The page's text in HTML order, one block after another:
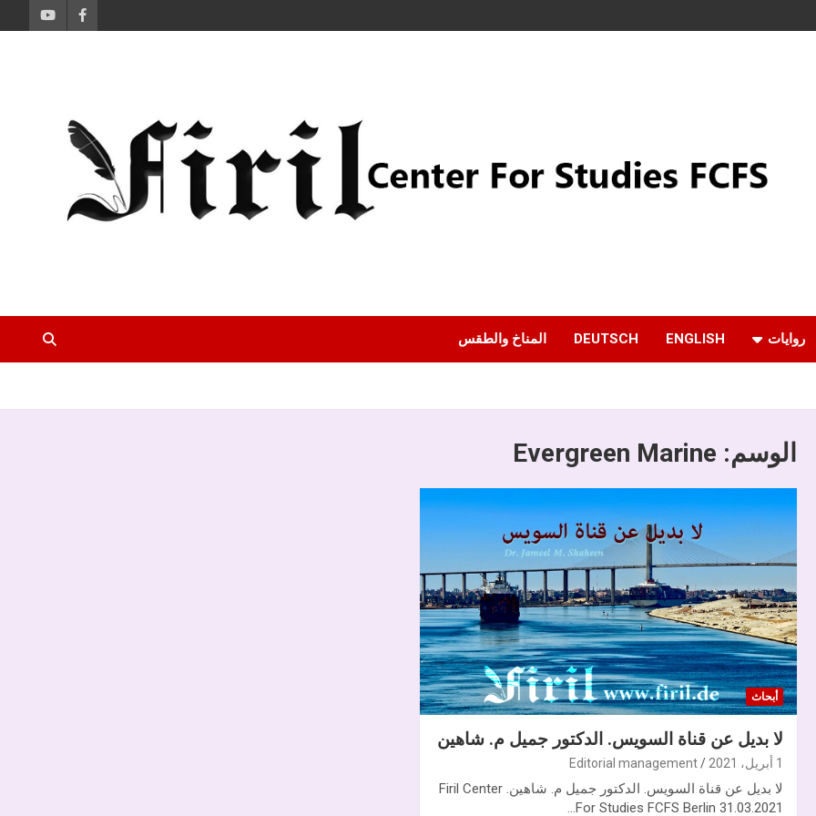
روايات ENGLISH
DEUTSCH المناخ والطقس
الوسم: Evergreen Marine
أبحاث
لا بديل عن قناة السويس. الدكتور جميل م. شاهين
1 أبريل، 2021 Editorial management
لا بديل عن قناة السويس. الدكتور جميل م. شاهين. Firil Center
For Studies FCFS Berlin 31.03.2021…